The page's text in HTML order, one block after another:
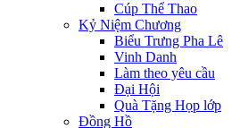
Cúp Thể Thao
Kỷ Niệm Chương
Biểu Trưng Pha Lê
Vinh Danh
Làm theo yêu cầu
Đại Hội
Quà Tặng Họp lớp
Đồng Hồ